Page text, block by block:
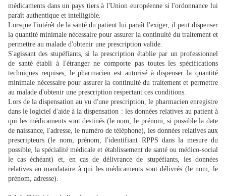
médicaments dans un pays tiers à l'Union européenne si l'ordonnance lui
paraît authentique et intelligible.
Lorsque l'intérêt de la santé du patient lui paraît l'exiger, il peut dispenser
la quantité minimale nécessaire pour assurer la continuité du traitement et
permettre au malade d'obtenir une prescription valide.
S'agissant des stupéfiants, si la prescription établie par un professionnel
de santé établi à l'étranger ne comporte pas toutes les spécifications
techniques requises, le pharmacien est autorisé à dispenser la quantité
minimale nécessaire pour assurer la continuité du traitement et permettre
au malade d'obtenir une prescription respectant ces conditions.
Lors de la dispensation au vu d'une prescription, le pharmacien enregistre
dans le logiciel d'aide à la dispensation : les données relatives au patient à
qui les médicaments sont destinés (le nom, le prénom, si possible la date
de naissance, l'adresse, le numéro de téléphone), les données relatives aux
prescripteurs (le nom, prénom, l'identifiant RPPS dans la mesure du
possible, la spécialité médicale et établissement de santé ou médico-social
le cas échéant) et, en cas de délivrance de stupéfiants, les données
relatives au mandataire à qui les médicaments sont délivrés (le nom, le
prénom, adresse).